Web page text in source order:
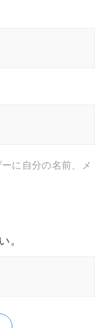
に自分の名前、メ
。